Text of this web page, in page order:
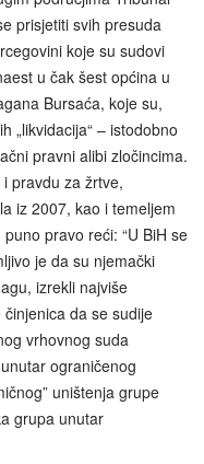
prisjetiti svih presuda
koje su sudovi
u čak šest općina u
Bursaća, koje su,
„likvidacija“ – istodobno
pravni alibi zločincima.
pravdu za žrtve,
iz 2007, kao i temeljem
pravo reći: “U BiH se
je da su njemački
izrekli najviše
da se sudije
vrhovnog suda
ograničenog
uništenja grupe
grupa unutar